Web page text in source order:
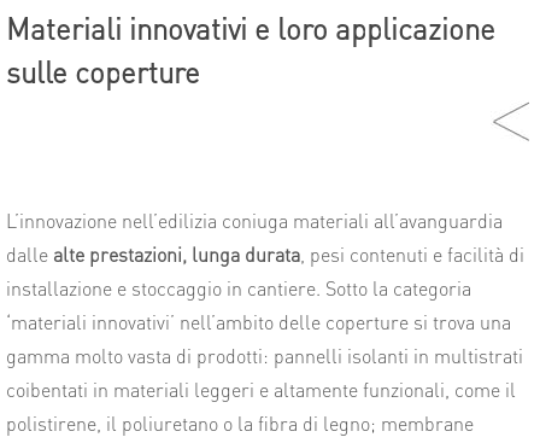
Materiali innovativi e loro applicazione
sulle coperture
L’innovazione nell’edilizia coniuga materiali all’avanguardia
dalle alte prestazioni, lunga durata , pesi contenuti e facilità di
installazione e stoccaggio in cantiere. Sotto la categoria
‘materiali innovativi’ nell’ambito delle coperture si trova una
gamma molto vasta di prodotti: pannelli isolanti in multistrati
coibentati in materiali leggeri e altamente funzionali, come il
polistirene, il poliuretano o la fibra di legno; membrane